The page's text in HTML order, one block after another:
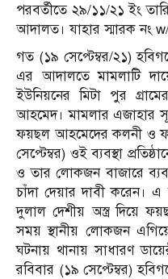
পরবর্তীতে ২৯/১১/২১ ইং
আদালত। যাহার স্মারক নং
গত (১৯ সেপ্টেম্বর/২১)
এর আদালতে মামলাটি
ইউনিয়নের মিটা পুর
আহমেদ। মামলার এজাহার
ফয়ছল আহমেদের কলনী ও
সেপ্টেম্বর) ওই ব্যবস্থা
ও তার লোকজন বাজারে
চাঁদা দেয়ার দাবী করেন।
দুলাল দেশীয় অস্ত্র দিয়ে
সময় স্থানীয় লোকজন
ঘটনায় থানায় সাধারণ
রবিবার (১৯ সেপ্টেম্বর)